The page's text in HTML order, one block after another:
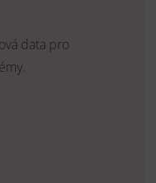
data pro